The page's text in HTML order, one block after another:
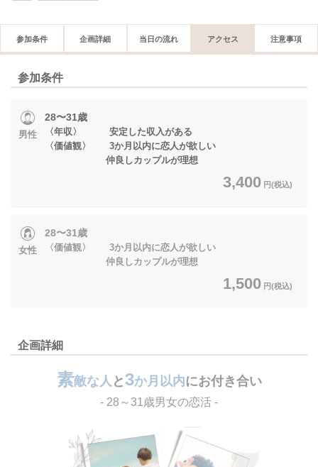
参加条件 企画詳細 当日の流れ アクセス 注意事項
参加条件
男性
28〜31歳
〈年収〉 安定した収入がある
〈価値観〉 3か月以内に恋人が欲しい
仲良しカップルが理想
3,400 円(税込)
女性
28〜31歳
〈価値観〉 3か月以内に恋人が欲しい
仲良しカップルが理想
1,500 円(税込)
企画詳細
素敵な人 と 3か月以内にお付き合い
- 28～31歳男女の恋活 -